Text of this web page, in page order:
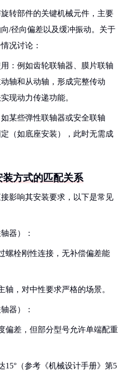
转部件的关键机械元件，主要
/径向偏差以及缓冲振动。关于
况讨论：
：例如齿轮联轴器、膜片联轴
轴和从动轴，形成完整传动
现动力传递功能。
某些弹性联轴器或安全联轴
（如底座安装），此时无需成
方式的匹配关系
影响其安装要求，以下是常见
器）：
螺栓刚性连接，无补偿偏差能
轴，对中性要求严格的场景。
器）：
偏差，但部分型号允许单端配重
15°（参考《机械设计手册》第5